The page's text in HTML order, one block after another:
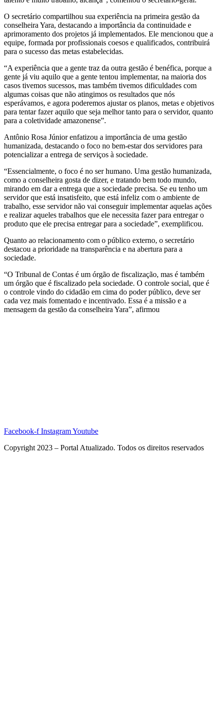
O secretário compartilhou sua experiência na primeira gestão da
conselheira Yara, destacando a importância da continuidade e
aprimoramento dos projetos já implementados. Ele mencionou que a
equipe, formada por profissionais coesos e qualificados, contribuirá
para o sucesso das metas estabelecidas.
“A experiência que a gente traz da outra gestão é benéfica, porque a
gente já viu aquilo que a gente tentou implementar, na maioria dos
casos tivemos sucessos, mas também tivemos dificuldades com
algumas coisas que não atingimos os resultados que nós
esperávamos, e agora poderemos ajustar os planos, metas e objetivos
para tentar fazer aquilo que seja melhor tanto para o servidor, quanto
para a coletividade amazonense”.
Antônio Rosa Júnior enfatizou a importância de uma gestão
humanizada, destacando o foco no bem-estar dos servidores para
potencializar a entrega de serviços à sociedade.
“Essencialmente, o foco é no ser humano. Uma gestão humanizada,
como a conselheira gosta de dizer, e tratando bem todo mundo,
mirando em dar a entrega que a sociedade precisa. Se eu tenho um
servidor que está insatisfeito, que está infeliz com o ambiente de
trabalho, esse servidor não vai conseguir implementar aquelas ações
e realizar aqueles trabalhos que ele necessita fazer para entregar o
produto que ele precisa entregar para a sociedade”, exemplificou.
Quanto ao relacionamento com o público externo, o secretário
destacou a prioridade na transparência e na abertura para a
sociedade.
“O Tribunal de Contas é um órgão de fiscalização, mas é também
um órgão que é fiscalizado pela sociedade. O controle social, que é
o controle vindo do cidadão em cima do poder público, deve ser
cada vez mais fomentado e incentivado. Essa é a missão e a
mensagem da gestão da conselheira Yara”, afirmou
Facebook-f InstagramYoutube
Copyright 2023 – Portal Atualizado. Todos os direitos reservados